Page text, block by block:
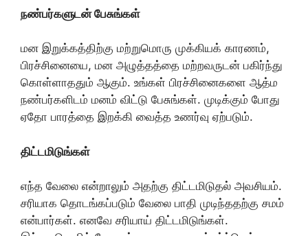
நண்பர்களுடன் பேசுங்கள்
மன இறுக்கத்திற்கு மற்றுமொரு முக்கியக் காரணம்,
பிரச்சினையை, மன அழுத்தத்தை மற்றவருடன் பகிர்ந்து
கொள்ளாததும் ஆகும். உங்கள் பிரச்சினைகளை ஆத்ம
நண்பர்களிடம் மனம் விட்டு பேசுங்கள். முடிக்கும் போது
ஏதோ பாரத்தை இறக்கி வைத்த உணர்வு ஏற்படும்.
திட்டமிடுங்கள்
எந்த வேலை என்றாலும் அதற்கு திட்டமிடுதல் அவசியம்.
சரியாக தொடங்கப்படும் வேலை பாதி முடிந்ததற்கு சமம்
என்பார்கள். எனவே சரியாய் திட்டமிடுங்கள்.